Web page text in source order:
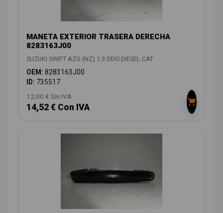
MANETA EXTERIOR TRASERA DERECHA
8283163J00
SUZUKI SWIFT AZG (NZ) 1.3 DDIS DIESEL CAT
OEM: 8283163J00
ID: 735517
12,00 € Sin IVA
14,52 € Con IVA